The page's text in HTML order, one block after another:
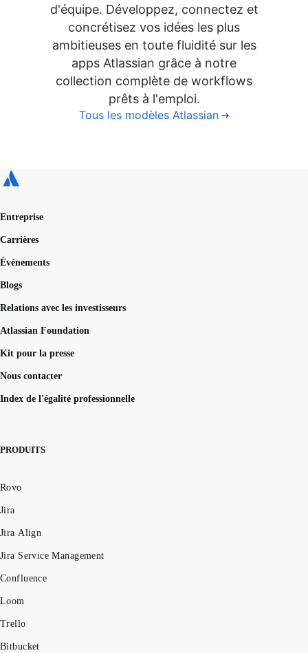
d'équipe. Développez, connectez et
concrétisez vos idées les plus
ambitieuses en toute fluidité sur les
apps Atlassian grâce à notre
collection complète de workflows
prêts à l'emploi.
Tous les modèles Atlassian
Entreprise
Carrières
Événements
Blogs
Relations avec les investisseurs
Atlassian Foundation
Kit pour la presse
Nous contacter
Index de l'égalité professionnelle
PRODUITS
Rovo
Jira
Jira Align
Jira Service Management
Confluence
Loom
Trello
Bitbucket